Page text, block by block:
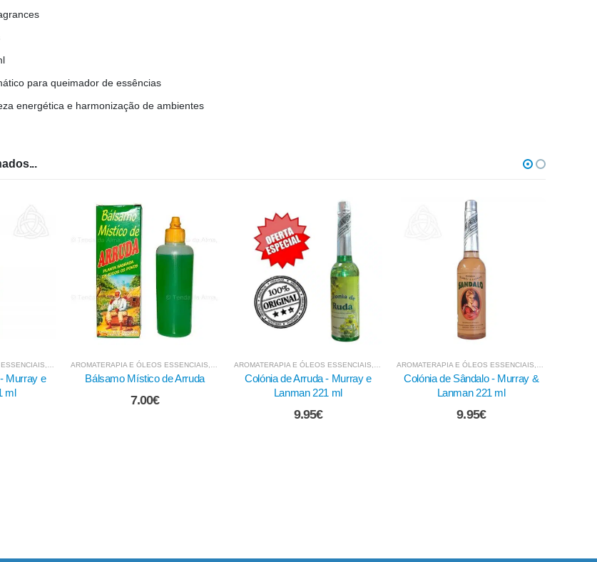
para queimador de essências
energética e harmonização de ambientes
DE ERVAS,FLUIDOS E VAPORIZADORES
, BANHOS LÍQUIDOS - EXTRACTOS DE ERVAS,FLUIDOS E VAPORIZADORES,PERFUMES ESOTÉRICOS
Arruda
AROMATERAPIA E ÓLEOS ESSENCIAIS, BANHOS LÍQUIDOS - EXTRACTOS DE ERVAS,FLUIDOS E VAPORIZADORES
Colónia de Arruda - Murray e
AROMATERAPIA E ÓLEOS ESSENCIAIS, BANHOS LÍQUIDOS - EXTRACTOS DE ERVAS,FLUIDOS E
Colónia de Sândalo - Murray &
Lanman 221 ml
9.95€
AROMATERAPIA E ÓLEOS ESSENCIAIS, EMBALAGENS,
Frasco Ambar Vidro - 10 ml c/
Tampa preta simples
0.70€